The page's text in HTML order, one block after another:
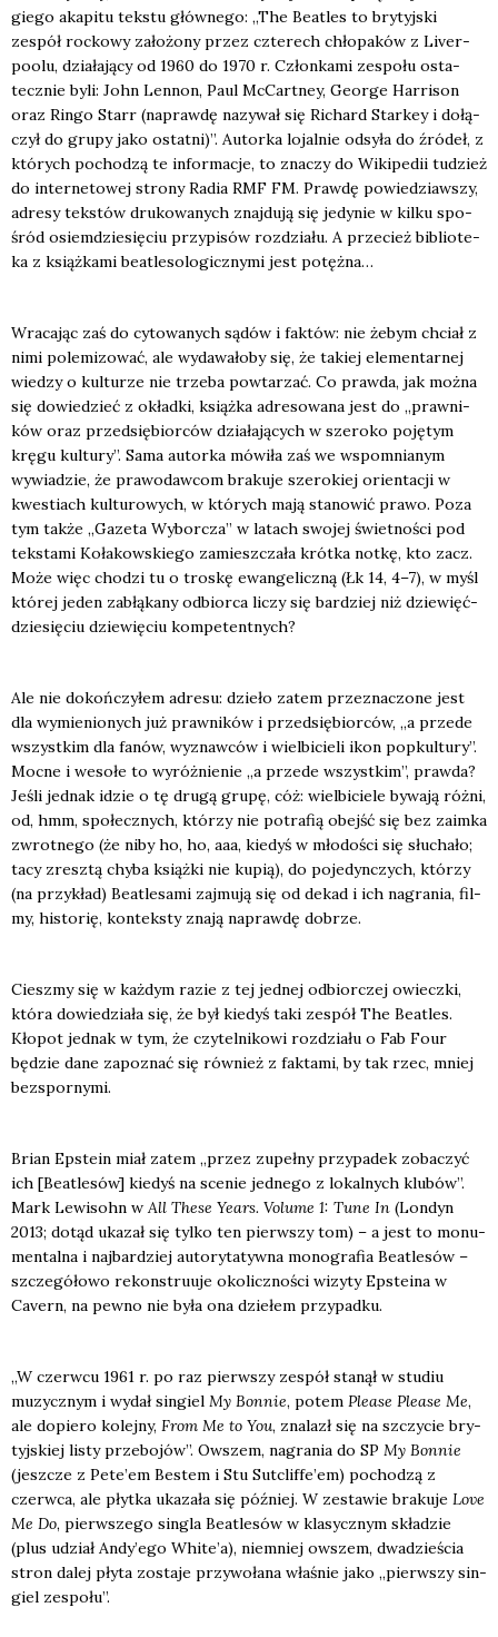
gie­go aka­pi­tu tek­stu głów­ne­go: „The Beatles to bry­tyj­ski
zespół roc­ko­wy zało­żo­ny przez czte­rech chło­pa­ków z Liver­
po­olu, dzia­ła­ją­cy od 1960 do 1970 r. Człon­ka­mi zespo­łu osta­
tecz­nie byli: John Len­non, Paul McCart­ney, Geo­r­ge Har­ri­son
oraz Rin­go Starr (napraw­dę nazy­wał się Richard Star­key i dołą­
czył do gru­py jako ostat­ni)”. Autor­ka lojal­nie odsy­ła do źró­deł, z
któ­rych pocho­dzą te infor­ma­cje, to zna­czy do Wiki­pe­dii tudzież
do inter­ne­to­wej stro­ny Radia RMF FM. Praw­dę powie­dziaw­szy,
adre­sy tek­stów dru­ko­wa­nych znaj­du­ją się jedy­nie w kil­ku spo­
śród osiem­dzie­się­ciu przy­pi­sów roz­dzia­łu. A prze­cież biblio­te­
ka z książ­ka­mi beatle­so­lo­gicz­ny­mi jest potęż­na…
Wra­ca­jąc zaś do cyto­wa­nych sądów i fak­tów: nie żebym chciał z
nimi pole­mi­zo­wać, ale wyda­wa­ło­by się, że takiej ele­men­tar­nej
wie­dzy o kul­tu­rze nie trze­ba powta­rzać. Co praw­da, jak moż­na
się dowie­dzieć z okład­ki, książ­ka adre­so­wa­na jest do „praw­ni­
ków oraz przed­się­bior­ców dzia­ła­ją­cych w sze­ro­ko poję­tym
krę­gu kul­tu­ry”. Sama autor­ka mówi­ła zaś we wspo­mnia­nym
wywia­dzie, że pra­wo­daw­com bra­ku­je sze­ro­kiej orien­ta­cji w
kwe­stiach kul­tu­ro­wych, w któ­rych mają sta­no­wić pra­wo. Poza
tym tak­że „Gaze­ta Wybor­cza” w latach swo­jej świet­no­ści pod
tek­sta­mi Koła­kow­skie­go zamiesz­cza­ła krót­ka not­kę, kto zacz.
Może więc cho­dzi tu o tro­skę ewan­ge­licz­ną (Łk 14, 4–7), w myśl
któ­rej jeden zabłą­ka­ny odbior­ca liczy się bar­dziej niż dzie­więć­
dzie­się­ciu dzie­wię­ciu kom­pe­tent­nych?
Ale nie dokoń­czy­łem adre­su: dzie­ło zatem prze­zna­czo­ne jest
dla wymie­nio­nych już praw­ni­ków i przed­się­bior­ców, „a przede
wszyst­kim dla fanów, wyznaw­ców i wiel­bi­cie­li ikon popkul­tu­ry”.
Moc­ne i weso­łe to wyróż­nie­nie „a przede wszyst­kim”, praw­da?
Jeśli jed­nak idzie o tę dru­gą gru­pę, cóż: wiel­bi­cie­le bywa­ją róż­ni,
od, hmm, spo­łecz­nych, któ­rzy nie potra­fią obejść się bez zaim­ka
zwrot­ne­go (że niby ho, ho, aaa, kie­dyś w mło­do­ści się słu­cha­ło;
tacy zresz­tą chy­ba książ­ki nie kupią), do poje­dyn­czych, któ­rzy
(na przy­kład) Beatle­sa­mi zaj­mu­ją się od dekad i ich nagra­nia, fil­
my, histo­rię, kon­tek­sty zna­ją napraw­dę dobrze.
Ciesz­my się w każ­dym razie z tej jed­nej odbior­czej owiecz­ki,
któ­ra dowie­dzia­ła się, że był kie­dyś taki zespół The Beatles.
Kło­pot jed­nak w tym, że czy­tel­ni­ko­wi roz­dzia­łu o Fab Four
będzie dane zapo­znać się rów­nież z fak­ta­mi, by tak rzec, mniej
bez­spor­ny­mi.
Brian Epste­in miał zatem „przez zupeł­ny przy­pa­dek zoba­czyć
ich [Beatle­sów] kie­dyś na sce­nie jed­ne­go z lokal­nych klu­bów”.
Mark Lewi­sohn w All The­se Years. Volu­me 1: Tune In (Lon­dyn
2013; dotąd uka­zał się tyl­ko ten pierw­szy tom) – a jest to monu­
men­tal­na i naj­bar­dziej auto­ry­ta­tyw­na mono­gra­fia Beatle­sów –
szcze­gó­ło­wo rekon­stru­uje oko­licz­no­ści wizy­ty Epste­ina w
Cavern, na pew­no nie była ona dzie­łem przy­pad­ku.
„W czerw­cu 1961 r. po raz pierw­szy zespół sta­nął w stu­diu
muzycz­nym i wydał sin­giel My Bon­nie, potem Ple­ase Ple­ase Me,
ale dopie­ro kolej­ny, From Me to You, zna­lazł się na szczy­cie bry­
tyj­skiej listy prze­bo­jów”. Owszem, nagra­nia do SP My Bon­nie
(jesz­cze z Pete’em Bestem i Stu Sutcliffe’em) pocho­dzą z
czerw­ca, ale płyt­ka uka­za­ła się póź­niej. W zesta­wie bra­ku­je Love
Me Do, pierw­sze­go sin­gla Beatle­sów w kla­sycz­nym skła­dzie
(plus udział Andy’ego White’a), nie­mniej owszem, dwa­dzie­ścia
stron dalej pły­ta zosta­je przy­wo­ła­na wła­śnie jako „pierw­szy sin­
giel zespo­łu”.